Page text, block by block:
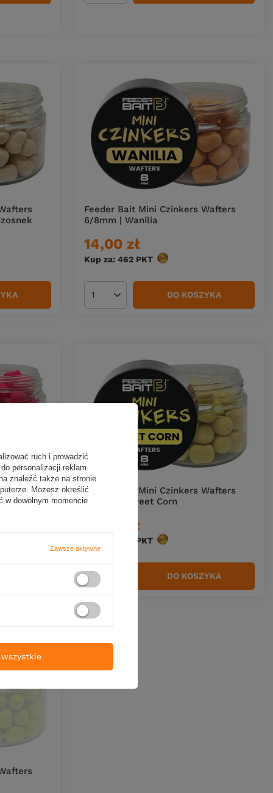
Feeder Bait Mini Czinkers Wafters
6/8mm | Wanilia
14,00 zł
Kup za: 462 PKT punktów
Ilość produktów DO KOSZYKA
Feeder Bait Mini Czinkers Wafters
6/8mm | Sweet Corn
14,00 zł
PKT punktów
Ilość produktów DO KOSZYKA
ruch i prowadzić
personalizacji reklam.
znaleźć także na stronie
Możesz określić
w dowolnym momencie
Zawsze aktywne